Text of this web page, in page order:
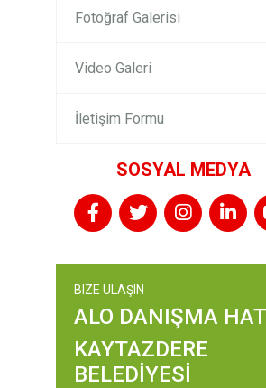
Fotoğraf Galerisi
Video Galeri
İletişim Formu
SOSYAL MEDYA
BIZE ULAŞIN
ALO DANIŞMA
KAYTAZDERE
BELEDİYESİ